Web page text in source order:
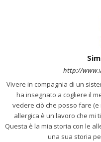
http://
Vivere in compagnia di un
ha insegnato a cogliere il
vedere ciò che posso fare
allergica è un lavoro che mi
Questa è la mia storia con le
una sua storia